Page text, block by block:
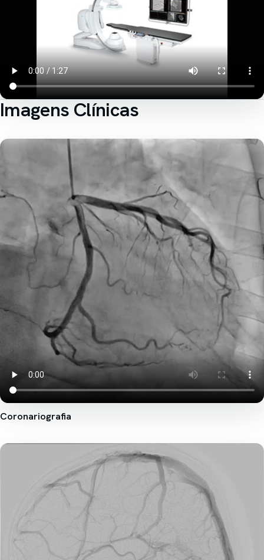
Imagens Clínicas
Coronariografia